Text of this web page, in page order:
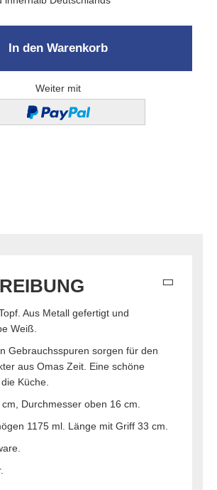
In den Warenkorb
Weiter mit
Aus Metall gefertigt und
Weiß.
Gebrauchsspuren sorgen für den
aus Omas Zeit. Eine schöne
Küche.
Durchmesser oben 16 cm.
1175 ml. Länge mit Griff 33 cm.